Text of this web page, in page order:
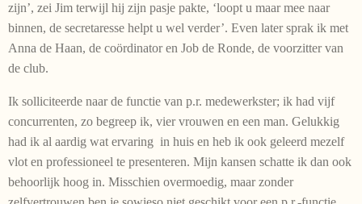
zijn’, zei Jim terwijl hij zijn pasje pakte, ‘loopt u maar mee naar
binnen, de secretaresse helpt u wel verder’. Even later sprak ik met
Anna de Haan, de coördinator en Job de Ronde, de voorzitter van
de club.
Ik solliciteerde naar de functie van p.r. medewerkster; ik had vijf
concurrenten, zo begreep ik, vier vrouwen en een man. Gelukkig
had ik al aardig wat ervaring in huis en heb ik ook geleerd mezelf
vlot en professioneel te presenteren. Mijn kansen schatte ik dan ook
behoorlijk hoog in. Misschien overmoedig, maar zonder